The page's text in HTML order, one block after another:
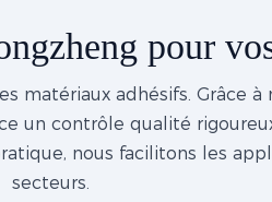
pour
matériaux adhésifs. Grâce à
un contrôle qualité
nous facilitons les
secteurs.